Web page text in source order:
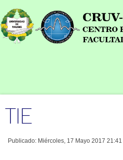
TIE
Publicado: Miércoles, 17 Mayo 2017 21:41